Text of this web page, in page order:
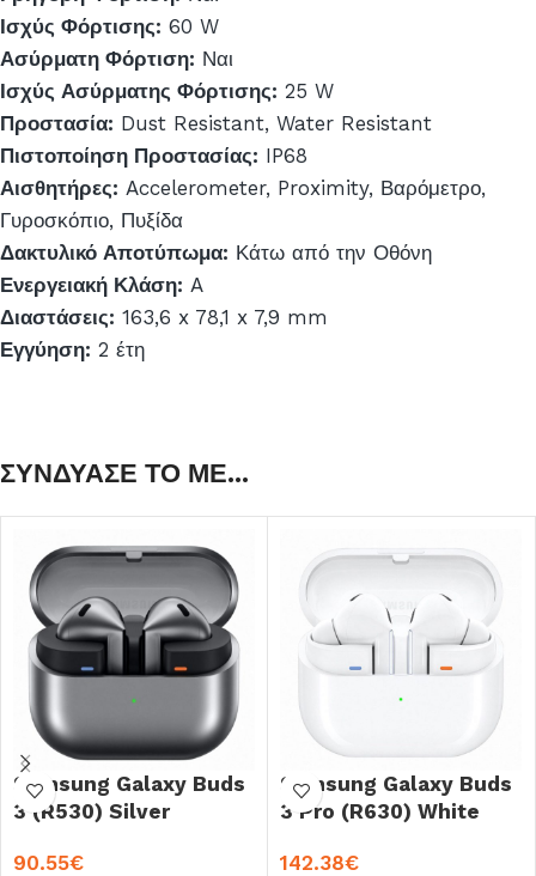
Ισχύς Φόρτισης: 60 W
Ασύρματη Φόρτιση: Ναι
Ισχύς Ασύρματης Φόρτισης: 25 W
Προστασία: Dust Resistant, Water Resistant
Πιστοποίηση Προστασίας: IP68
Αισθητήρες: Accelerometer, Proximity, Βαρόμετρο,
Γυροσκόπιο, Πυξίδα
Δακτυλικό Αποτύπωμα: Κάτω από την Οθόνη
Ενεργειακή Κλάση: A
Διαστάσεις: 163,6 x 78,1 x 7,9 mm
Εγγύηση: 2 έτη
ΣΥΝΔΥΑΣΕ ΤΟ ΜΕ...
Samsung Galaxy Buds
3 (R530) Silver
90.55€
Samsung Galaxy Buds
3 Pro (R630) White
142.38€